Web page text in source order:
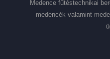
Medence fűtéstechnikai
medencék valamint